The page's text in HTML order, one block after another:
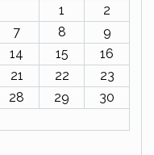
1
2
7 8
9
14 15
16
21 22
23
28 29
30